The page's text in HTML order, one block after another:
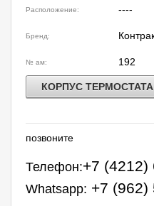
Расположение: ----
Бренд:
№ ам: 192
КОРПУС ТЕРМОСТАТА
позвоните
Телефон:+7 (4212)
Whatsapp: +7 (962)